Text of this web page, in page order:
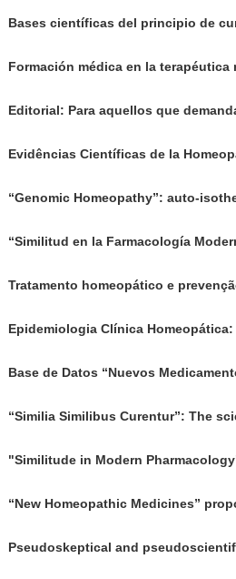
Bases científicas del principio de
Formación médica en la
Editorial: Para aquellos que
Evidências Científicas de la
“Genomic Homeopathy”: auto-
“Similitud en la Farmacología
Tratamento homeopático e
Epidemiologia Clínica
Base de Datos “Nuevos
“Similia Similibus Curentur”: The
"Similitude in Modern
“New Homeopathic Medicines”
Pseudoskeptical and